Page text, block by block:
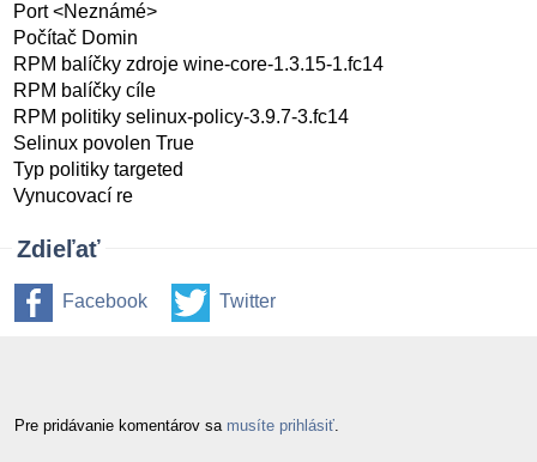
Port <Neznámé>
Počítač Domin
RPM balíčky zdroje wine-core-1.3.15-1.fc14
RPM balíčky cíle
RPM politiky selinux-policy-3.9.7-3.fc14
Selinux povolen True
Typ politiky targeted
Vynucovací re
Zdieľať
Facebook Twitter
Pre pridávanie komentárov sa musíte prihlásiť